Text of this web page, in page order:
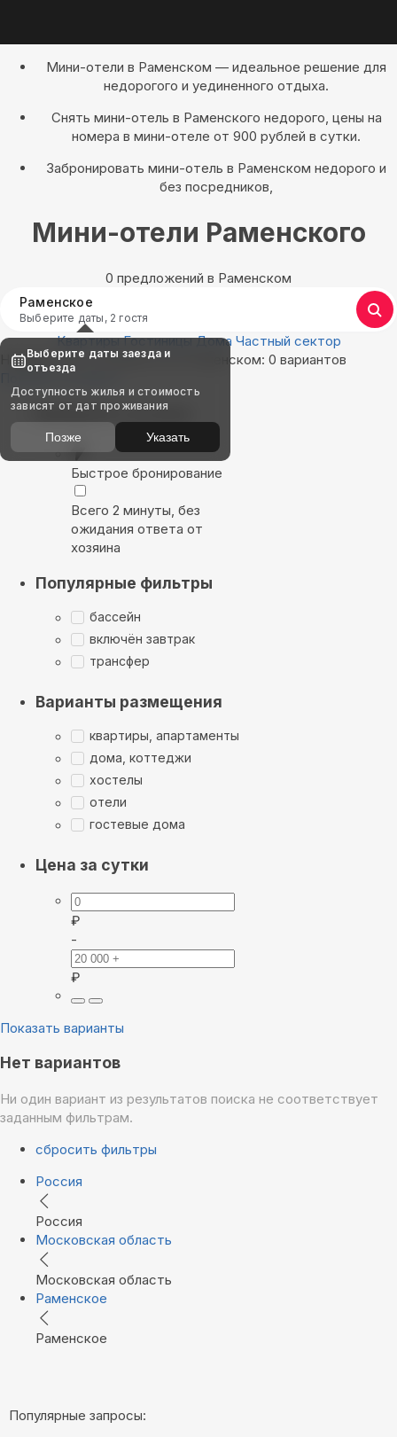
Мини-отели в Раменском — идеальное решение для
недорогого и уединенного отдыха.
Снять мини-отель в Раменского недорого, цены на
номера в мини-отеле от 900 рублей в сутки.
Забронировать мини-отель в Раменском недорого и
без посредников,
Мини-отели Раменского
0 предложений в Раменском
Раменское
Выберите даты, 2 гостя
Квартиры Гостиницы Дома Частный сектор
Найдём, где остановиться в Раменском: 0 вариантов
Показать на карте
Выбирайте лучшее
Быстрое бронирование
Всего 2 минуты, без
ожидания ответа от
хозяина
Популярные фильтры
бассейн
включён завтрак
трансфер
Варианты размещения
квартиры, апартаменты
дома, коттеджи
хостелы
отели
гостевые дома
Цена за сутки
₽
-
₽
Показать варианты
Нет вариантов
Ни один вариант из результатов поиска не соответствует
заданным фильтрам.
сбросить фильтры
Россия
Россия
Московская область
Московская область
Раменское
Раменское
Популярные запросы:
Выберите даты заезда и
отъезда
Доступность жилья и стоимость
зависят от дат проживания
Позже Указать